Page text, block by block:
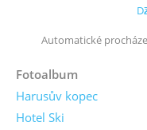
Automatické
Fotoalbum
Harusův kopec
Hotel Ski